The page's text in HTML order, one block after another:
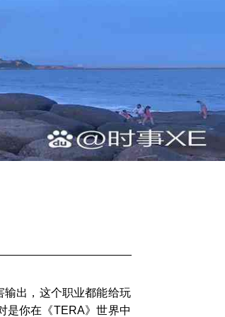
输出，这个职业都能给玩
是你在《TERA》世界中